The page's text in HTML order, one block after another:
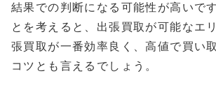
結果での判断になる可能性が高いで
とを考えると、出張買取が可能なエ
張買取が一番効率良く、高値で買い
コツとも言えるでしょう。